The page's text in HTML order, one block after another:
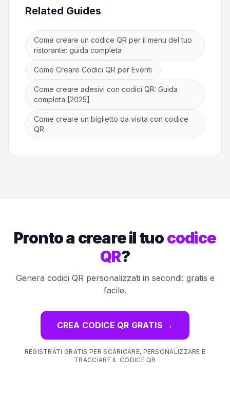
Related Guides
Come creare un codice QR per il menu del tuo
ristorante: guida completa
Come Creare Codici QR per Eventi
Come creare adesivi con codici QR: Guida
completa [2025]
Come creare un biglietto da visita con codice
QR
Pronto a creare il tuocodice
QR?
Genera codici QR personalizzati in secondi: gratis e
facile.
CREA CODICE QR GRATIS →
REGISTRATI GRATIS PER SCARICARE, PERSONALIZZARE E
TRACCIARE IL CODICE QR